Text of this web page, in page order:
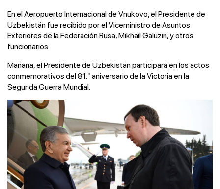
En el Aeropuerto Internacional de Vnukovo, el Presidente de
Uzbekistán fue recibido por el Viceministro de Asuntos
Exteriores de la Federación Rusa, Mikhail Galuzin, y otros
funcionarios.
Mañana, el Presidente de Uzbekistán participará en los actos
conmemorativos del 81.º aniversario de la Victoria en la
Segunda Guerra Mundial.